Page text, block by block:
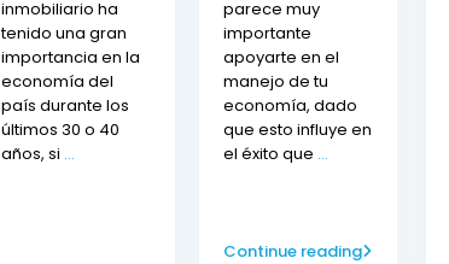
inmobiliario ha
tenido una gran
importancia en la
economía del
país durante los
últimos 30 o 40
años, si ...
parece muy
importante
apoyarte en el
manejo de tu
economía, dado
que esto influye en
el éxito que ...
Continue reading